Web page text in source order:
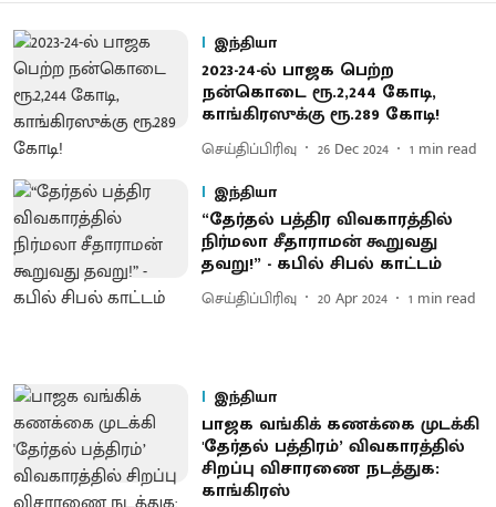
இந்தியா
2023-24-ல் பாஜக பெற்ற
நன்கொடை ரூ.2,244 கோடி,
காங்கிரஸுக்கு ரூ.289 கோடி!
செய்திப்பிரிவு 26 Dec 2024 1 min read
இந்தியா
“தேர்தல் பத்திர விவகாரத்தில்
நிர்மலா சீதாராமன் கூறுவது
தவறு!” - கபில் சிபல் காட்டம்
செய்திப்பிரிவு 20 Apr 2024 1 min read
இந்தியா
பாஜக வங்கிக் கணக்கை முடக்கி
'தேர்தல் பத்திரம்’ விவகாரத்தில்
சிறப்பு விசாரணை நடத்துக:
காங்கிரஸ்